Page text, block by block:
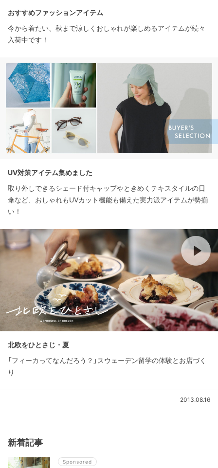
おすすめファッションアイテム
今から着たい、秋まで涼しくおしゃれが楽しめるアイテムが続々
入荷中です！
UV対策アイテム集めました
取り外しできるシェード付キャップやときめくテキスタイルの日
傘など、おしゃれもUVカット機能も備えた実力派アイテムが勢揃
い！
北欧をひとさじ・夏
「フィーカってなんだろう？」スウェーデン留学の体験とお店づく
り
2013.08.16
新着記事
Sponsored